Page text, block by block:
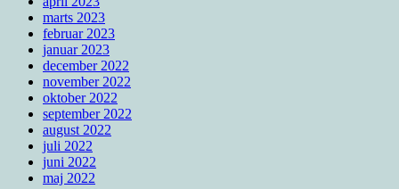
marts 2023
februar 2023
januar 2023
december 2022
november 2022
oktober 2022
september 2022
august 2022
juli 2022
juni 2022
maj 2022